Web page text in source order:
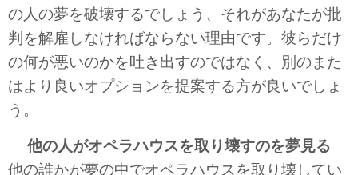
の人の夢を破壊するでしょう、それがあなたが批
判を解雇しなければならない理由です。彼らだけ
の何が悪いのかを吐き出すのではなく、別のまた
はより良いオプションを提案する方が良いでしょ
う。
他の人がオペラハウスを取り壊すのを夢見る
他の誰かが夢の中でオペラハウスを取り壊してい